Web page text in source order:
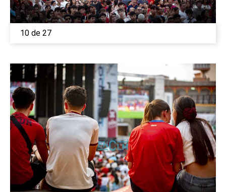
10 de 27